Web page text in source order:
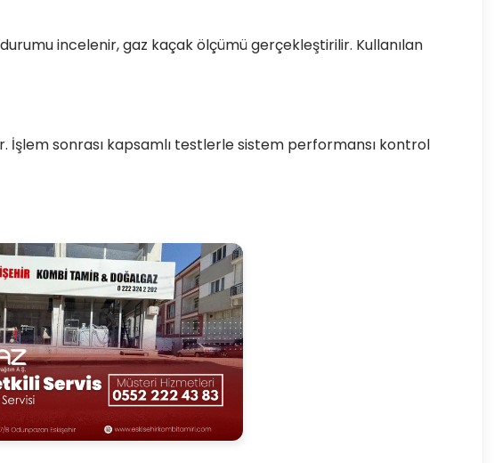
incelenir, gaz kaçak ölçümü gerçekleştirilir. Kullanılan
sonrası kapsamlı testlerle sistem performansı kontrol